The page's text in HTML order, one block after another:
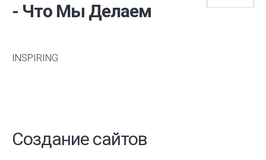
- Что Мы Делаем
INSPIRING
Создание сайтов